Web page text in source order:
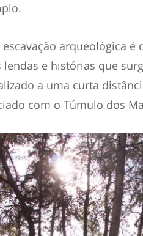
arqueológica é
lendas e histórias que
a uma curta
com o Túmulo dos